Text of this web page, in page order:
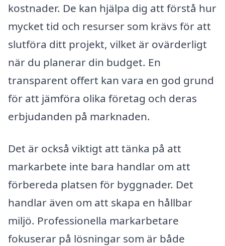
kostnader. De kan hjälpa dig att förstå hur
mycket tid och resurser som krävs för att
slutföra ditt projekt, vilket är ovärderligt
när du planerar din budget. En
transparent offert kan vara en god grund
för att jämföra olika företag och deras
erbjudanden på marknaden.
Det är också viktigt att tänka på att
markarbete inte bara handlar om att
förbereda platsen för byggnader. Det
handlar även om att skapa en hållbar
miljö. Professionella markarbetare
fokuserar på lösningar som är både